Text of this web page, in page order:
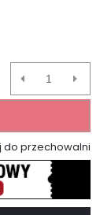
do przechowalni